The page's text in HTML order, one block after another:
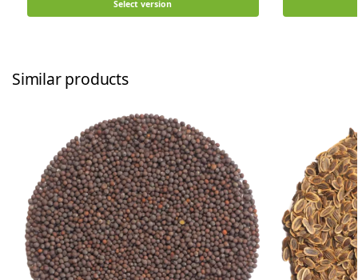
Select version
Similar products